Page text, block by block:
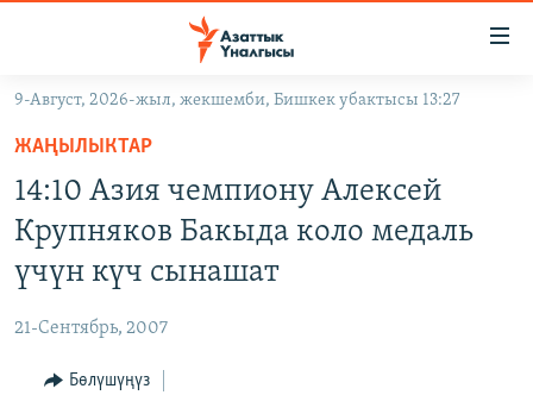
Навигацияга
өтүңүз
салыңыз
МАДАНИЯТ
УКРАИНА
ТВ ПРОГРАММАЛАР
БҮГҮН АЗАТТЫКТА
ПОДКАСТ
9-Август, 2026-жыл, жекшемби, Бишкек убактысы 13:27
ЖАҢЫЛЫКТАР
14:10 Азия чемпиону Алексей
Крупняков Бакыда коло медаль
үчүн күч сынашат
21-Сентябрь, 2007
Бөлүшүңүз